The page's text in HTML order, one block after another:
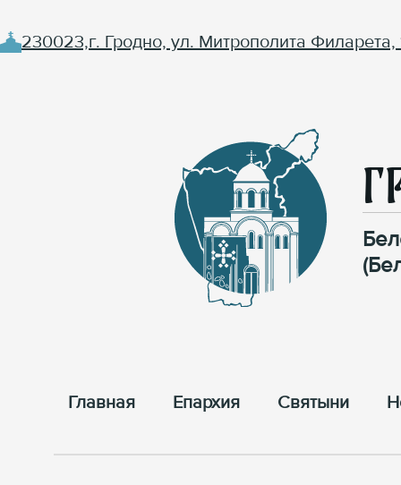
230023,г. Гродно, ул. Митрополита Филарета,
Главная Епархия Cвятыни